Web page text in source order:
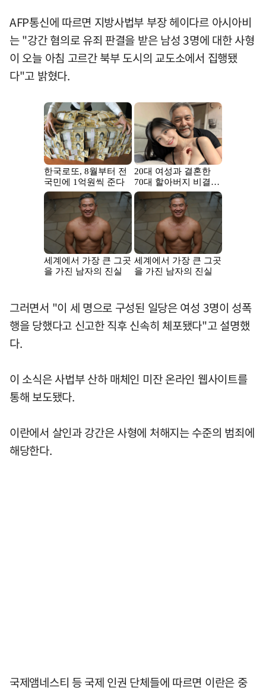
AFP통신에 따르면 지방사법부 부장 헤이다르 아시아비
는 "강간 혐의로 유죄 판결을 받은 남성 3명에 대한 사형
이 오늘 아침 고르간 북부 도시의 교도소에서 집행됐
다"고 밝혔다.
그러면서 "이 세 명으로 구성된 일당은 여성 3명이 성폭
행을 당했다고 신고한 직후 신속히 체포됐다"고 설명했
다.
이 소식은 사법부 산하 매체인 미잔 온라인 웹사이트를
통해 보도됐다.
이란에서 살인과 강간은 사형에 처해지는 수준의 범죄에
해당한다.
국제앰네스티 등 국제 인권 단체들에 따르면 이란은 중